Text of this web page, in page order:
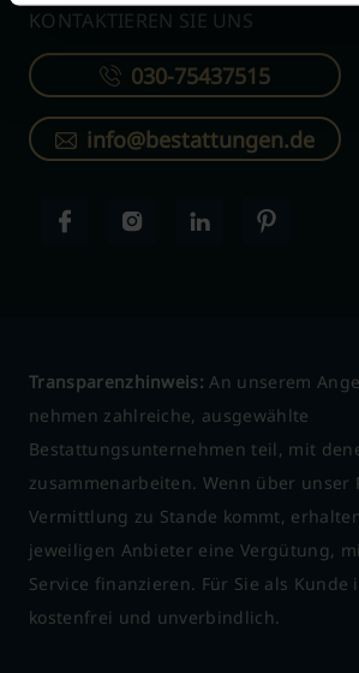
KONTAKTIEREN SIE UNS
030-75437515
info@bestattungen.de
Transparenzhinweis: An unserem
nehmen zahlreiche, ausgewählte
Bestattungsunternehmen teil, mit
zusammenarbeiten. Wenn über unser
Vermittlung zu Stande kommt,
jeweiligen Anbieter eine Vergütung,
Service finanzieren. Für Sie als Kunde
kostenfrei und unverbindlich.